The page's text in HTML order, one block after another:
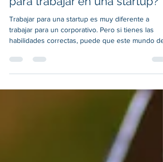
para trabajar en una startup?
Trabajar para una startup es muy diferente a
trabajar para un corporativo. Pero si tienes las
habilidades correctas, puede que este mundo de